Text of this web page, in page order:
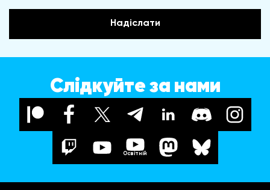
Надіслати
Слідкуйте за нами
Освітній